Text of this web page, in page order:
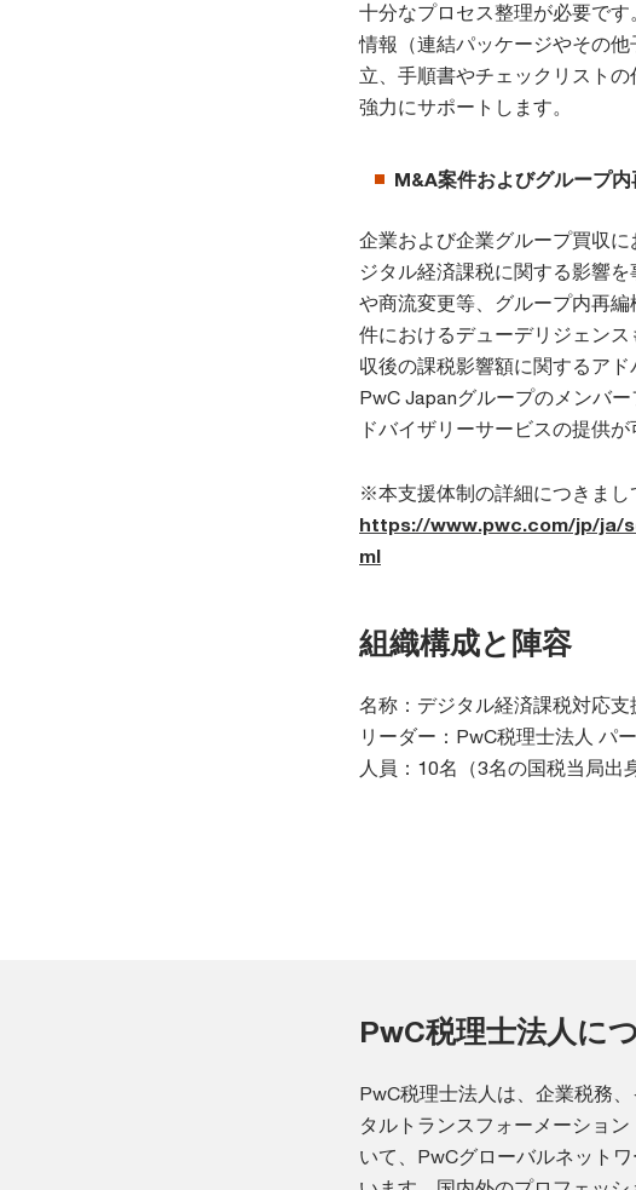
十分なプロセス整理が必要で
情報（連結パッケージやその
立、手順書やチェックリスト
強力にサポートします。
M&A案件およびグループ
企業および企業グループ買収
ジタル経済課税に関する影響
や商流変更等、グループ内再
件におけるデューデリジェン
収後の課税影響額に関するア
PwC Japanグループのメンバ
ドバイザリーサービスの提供が
※本支援体制の詳細につきまし
https://www.pwc.com/jp/ja/
ml
組織構成と陣容
名称：デジタル経済課税対応支
リーダー：PwC税理士法人 パ
人員：10名（3名の国税当局出
PwC税理士法人に
PwC税理士法人は、企業税務
タルトランスフォーメーショ
いて、PwCグローバルネット